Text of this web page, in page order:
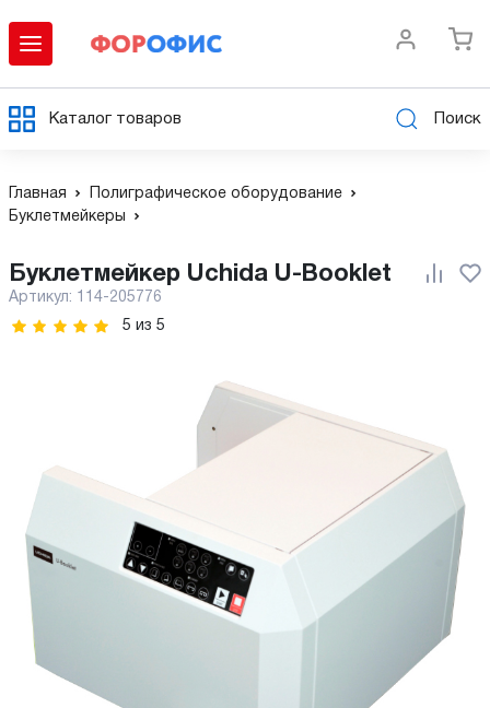
Каталог товаров Поиск
Главная
Полиграфическое оборудование
Буклетмейкеры
Буклетмейкер Uchida U-Booklet
Артикул: 114-205776
5 из 5